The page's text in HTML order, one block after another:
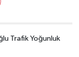
Trafik Yoğunluk